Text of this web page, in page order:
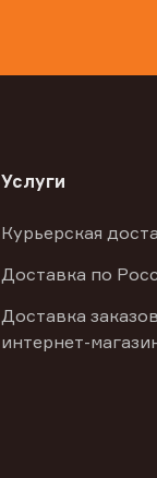
Услуги
Курьерская
Доставка по
Доставка
интернет-